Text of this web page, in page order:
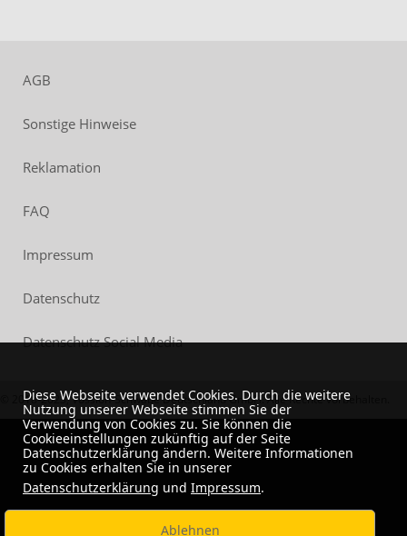
AGB
Sonstige Hinweise
Reklamation
FAQ
Impressum
Datenschutz
Datenschutz Social Media
© 2018-2023, Vossloh-Schwabe Deutschland GmbH. Alle Rechte vorbehalten.
Diese Webseite verwendet Cookies. Durch die weitere
Nutzung unserer Webseite stimmen Sie der
Verwendung von Cookies zu. Sie können die
Cookieeinstellungen zukünftig auf der Seite
Datenschutzerklärung ändern. Weitere Informationen
zu Cookies erhalten Sie in unserer
Datenschutzerklärung und Impressum.
Ablehnen